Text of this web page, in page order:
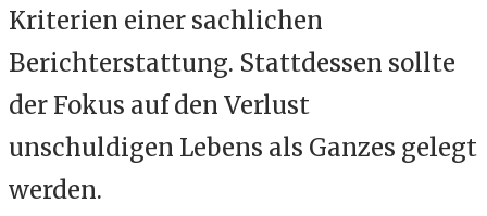
Kriterien einer sachlichen
Berichterstattung. Stattdessen sollte
der Fokus auf den Verlust
unschuldigen Lebens als Ganzes gelegt
werden.